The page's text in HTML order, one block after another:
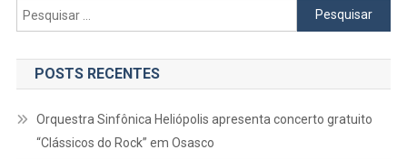
Pesquisar
por:
POSTS RECENTES
Orquestra Sinfônica Heliópolis apresenta concerto gratuito
“Clássicos do Rock” em Osasco